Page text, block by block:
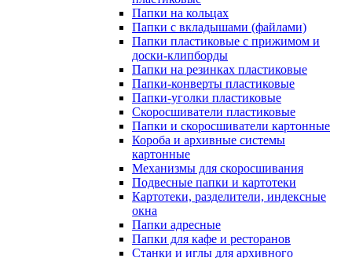
Папки на кольцах
Папки с вкладышами (файлами)
Папки пластиковые с прижимом и
доски-клипборды
Папки на резинках пластиковые
Папки-конверты пластиковые
Папки-уголки пластиковые
Скоросшиватели пластиковые
Папки и скоросшиватели картонные
Короба и архивные системы
картонные
Механизмы для скоросшивания
Подвесные папки и картотеки
Картотеки, разделители, индексные
окна
Папки адресные
Папки для кафе и ресторанов
Станки и иглы для архивного